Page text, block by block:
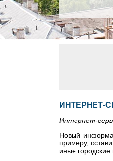
ИНТЕРНЕТ-
Интернет-
Новый
примеру,
иные